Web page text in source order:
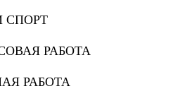
СПОРТ
РАБОТА
РАБОТА